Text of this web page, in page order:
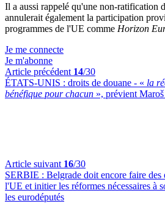
Il a aussi rappelé qu'une non-ratification
annulerait également la participation
programmes de l'UE comme Horizon
Je me connecte
Je m'abonne
Article précédent 14/30
ÉTATS-UNIS : droits de douane - « la
bénéfique pour chacun », prévient
Article suivant 16/30
SERBIE : Belgrade doit encore faire
l'UE et initier les réformes nécessaires à
les eurodéputés